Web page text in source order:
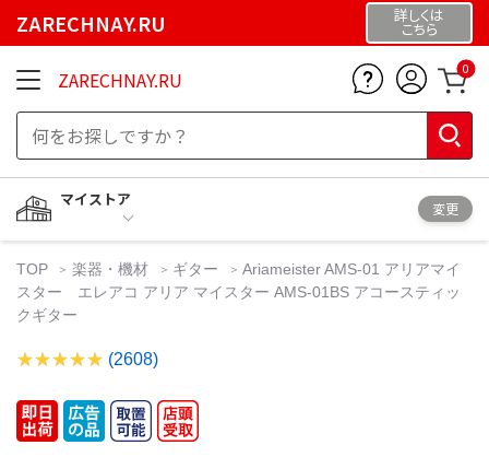
ZARECHNAY.RU 詳しくは
こちら
ZARECHNAY.RU 0
マイストア
変更
TOP 楽器・機材 ギター
Ariameister AMS-01 アリアマイ
スター エレアコ アリア マイスター AMS-01BS アコースティッ
クギター
(2608)